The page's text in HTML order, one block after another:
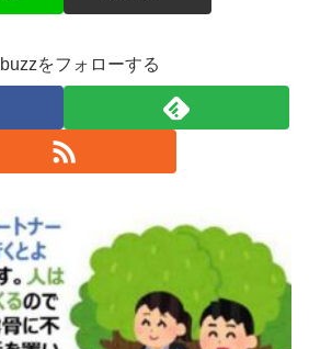
をフォローする